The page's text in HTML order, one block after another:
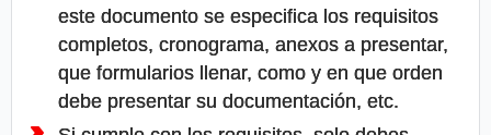
este documento se especifica los requisitos
completos, cronograma, anexos a presentar,
que formularios llenar, como y en que orden
debe presentar su documentación, etc.